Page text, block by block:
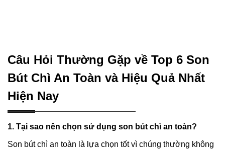
Câu Hỏi Thường Gặp về Top 6 Son
Bút Chì An Toàn và Hiệu Quả Nhất
Hiện Nay
1. Tại sao nên chọn sử dụng son bút chì an toàn?
Son bút chì an toàn là lựa chọn tốt vì chúng thường không